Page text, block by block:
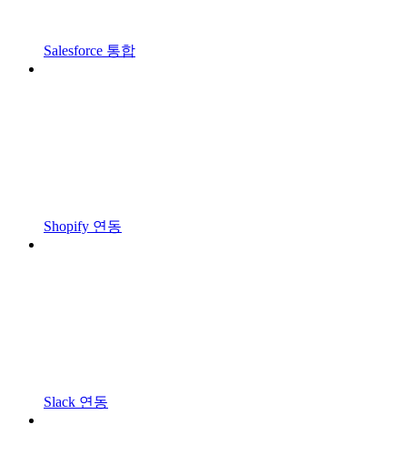
Salesforce 통합
Shopify 연동
Slack 연동